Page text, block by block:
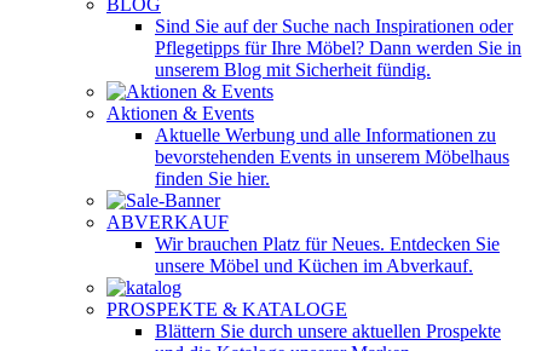
BLOG
Sind Sie auf der Suche nach Inspirationen oder
Pflegetipps für Ihre Möbel? Dann werden Sie in
unserem Blog mit Sicherheit fündig.
Aktionen & Events
Aktuelle Werbung und alle Informationen zu
bevorstehenden Events in unserem Möbelhaus
finden Sie hier.
ABVERKAUF
Wir brauchen Platz für Neues. Entdecken Sie
unsere Möbel und Küchen im Abverkauf.
PROSPEKTE & KATALOGE
Blättern Sie durch unsere aktuellen Prospekte